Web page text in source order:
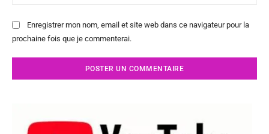
Enregistrer mon nom, email et site web dans ce navigateur pour la
prochaine fois que je commenterai.